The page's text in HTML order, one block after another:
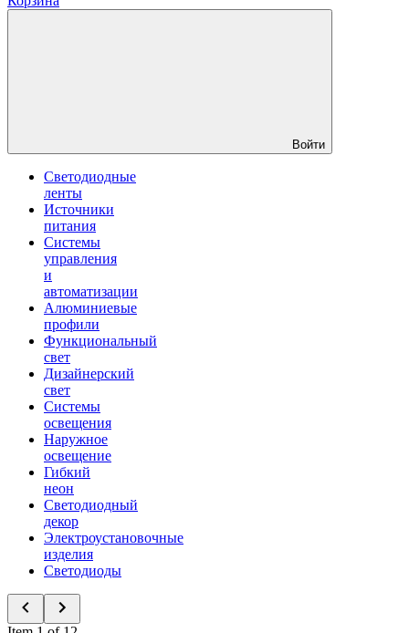
Войти
Светодиодные
ленты
Источники
питания
Системы
управления
и
автоматизации
Алюминиевые
профили
Функциональный
свет
Дизайнерский
свет
Системы
освещения
Наружное
освещение
Гибкий
неон
Светодиодный
декор
Электроустановочные
изделия
Светодиоды